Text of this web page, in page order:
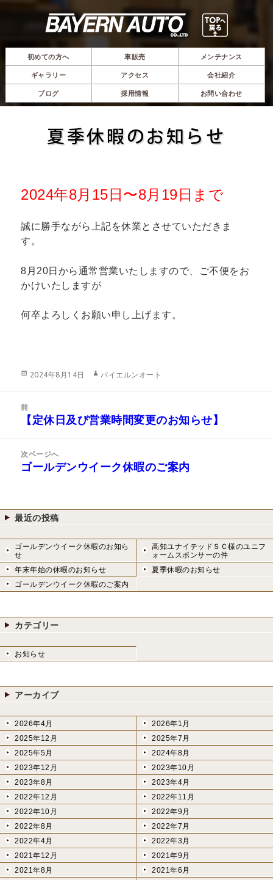
初めての方へ 車販売 メンテナンス
ギャラリー アクセス 会社紹介
ブログ 採用情報 お問い合わせ
夏季休暇のお知らせ
2024年8月15日〜8月19日まで
誠に勝手ながら上記を休業とさせていただきま
す。
8月20日から通常営業いたしますので、ご不便をお
かけいたしますが
何卒よろしくお願い申し上げます。
投
2024年8月14日
作
バイエルンオート
ン
前
前
投
稿:
【定休日及び営業時間変更のお知らせ】
次ページへ
次
稿:
ゴールデンウイーク休暇のご案内
最近の投稿
ゴールデンウイーク休暇のお知ら
せ
高知ユナイテッドＳＣ様のユニフ
ォームスポンサーの件
年末年始の休暇のお知らせ
夏季休暇のお知らせ
ゴールデンウイーク休暇のご案内
カテゴリー
お知らせ
アーカイブ
2026年4月
2026年1月
2025年12月
2025年7月
2025年5月
2024年8月
2023年12月
2023年10月
2023年8月
2023年4月
2022年12月
2022年11月
2022年10月
2022年9月
2022年8月
2022年7月
2022年4月
2022年3月
2021年12月
2021年9月
2021年8月
2021年6月